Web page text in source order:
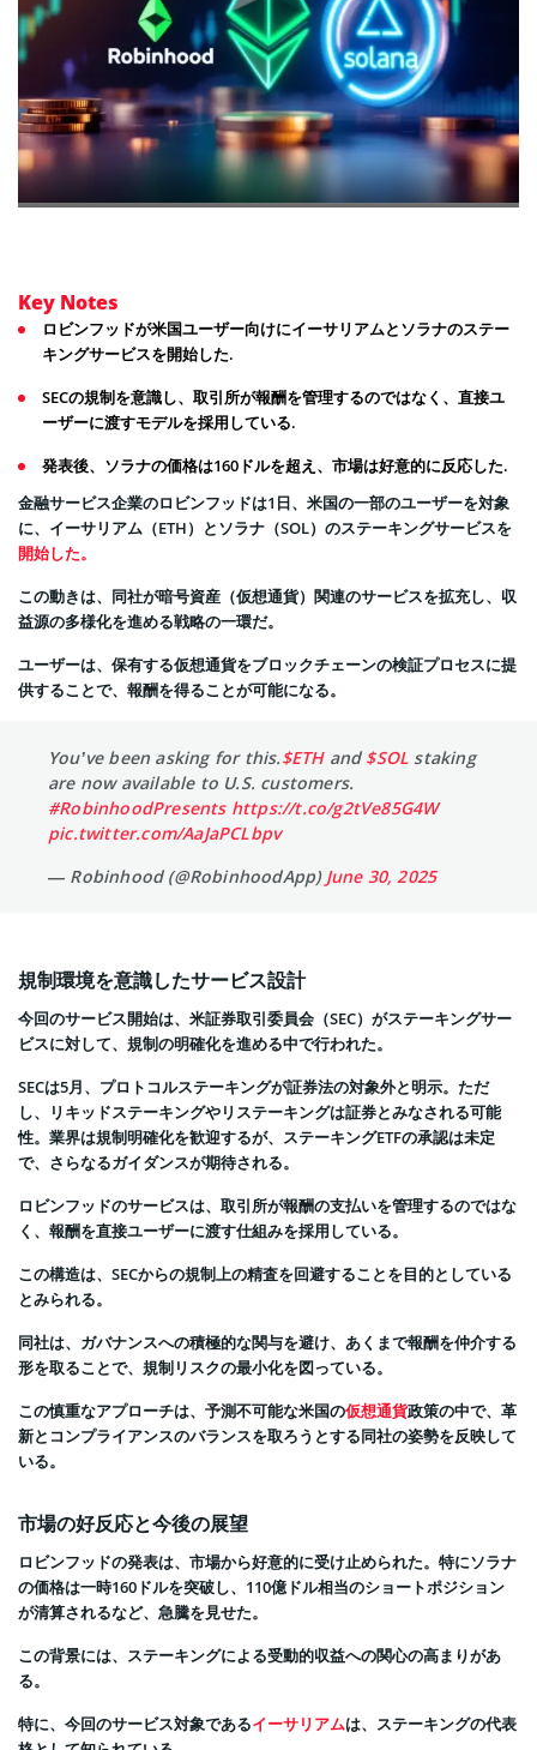
Key Notes
ロビンフッドが米国ユーザー向けにイーサリアムとソラナのステー
キングサービスを開始した.
SECの規制を意識し、取引所が報酬を管理するのではなく、直接ユ
ーザーに渡すモデルを採用している.
発表後、ソラナの価格は160ドルを超え、市場は好意的に反応した.
金融サービス企業のロビンフッドは1日、米国の一部のユーザーを対象
に、イーサリアム（ETH）とソラナ（SOL）のステーキングサービスを
開始した。
この動きは、同社が暗号資産（仮想通貨）関連のサービスを拡充し、収
益源の多様化を進める戦略の一環だ。
ユーザーは、保有する仮想通貨をブロックチェーンの検証プロセスに提
供することで、報酬を得ることが可能になる。
You’ve been asking for this.$ETHand $SOL staking
are now available to U.S. customers.
#RobinhoodPresents https://t.co/g2tVe85G4W
pic.twitter.com/AaJaPCLbpv
— Robinhood (@RobinhoodApp) June 30, 2025
規制環境を意識したサービス設計
今回のサービス開始は、米証券取引委員会（SEC）がステーキングサー
ビスに対して、規制の明確化を進める中で行われた。
SECは5月、プロトコルステーキングが証券法の対象外と明示。ただ
し、リキッドステーキングやリステーキングは証券とみなされる可能
性。業界は規制明確化を歓迎するが、ステーキングETFの承認は未定
で、さらなるガイダンスが期待される。
ロビンフッドのサービスは、取引所が報酬の支払いを管理するのではな
く、報酬を直接ユーザーに渡す仕組みを採用している。
この構造は、SECからの規制上の精査を回避することを目的としている
とみられる。
同社は、ガバナンスへの積極的な関与を避け、あくまで報酬を仲介する
形を取ることで、規制リスクの最小化を図っている。
この慎重なアプローチは、予測不可能な米国の仮想通貨政策の中で、革
新とコンプライアンスのバランスを取ろうとする同社の姿勢を反映して
いる。
市場の好反応と今後の展望
ロビンフッドの発表は、市場から好意的に受け止められた。特にソラナ
の価格は一時160ドルを突破し、110億ドル相当のショートポジション
が清算されるなど、急騰を見せた。
この背景には、ステーキングによる受動的収益への関心の高まりがあ
る。
特に、今回のサービス対象であるイーサリアムは、ステーキングの代表